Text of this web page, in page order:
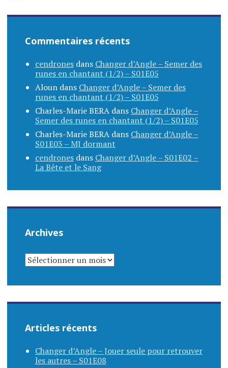
Commentaires récents
cendronesdans Changer d’Angle – Semer des
runes en chantant (1/2) – S01E05
Aloundans Changer d’Angle – Semer des
runes en chantant (1/2) – S01E05
Charles-Marie BERAdans Changer d’Angle –
Semer des runes en chantant (1/2) – S01E05
Charles-Marie BERAdans Changer d’Angle –
S01E03 – MJ dormant
cendronesdans Changer d’Angle – S01E02 –
La Bête et le Sang
Archives
ARCHIVES
Articles récents
Changer d’Angle – Jouer seule pour retrouver
les autres – S01E08